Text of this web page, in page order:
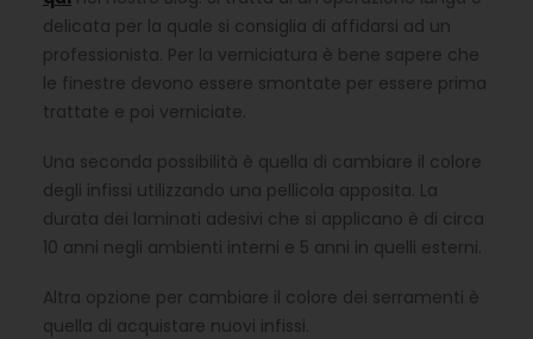
delicata per la quale si consiglia di affidarsi ad un
professionista. Per la verniciatura è bene sapere che
le finestre devono essere smontate per essere prima
trattate e poi verniciate.
Una seconda possibilità è quella di cambiare il colore
degli infissi utilizzando una pellicola apposita. La
durata dei laminati adesivi che si applicano è di circa
10 anni negli ambienti interni e 5 anni in quelli esterni.
Altra opzione per cambiare il colore dei serramenti è
quella di acquistare nuovi infissi.